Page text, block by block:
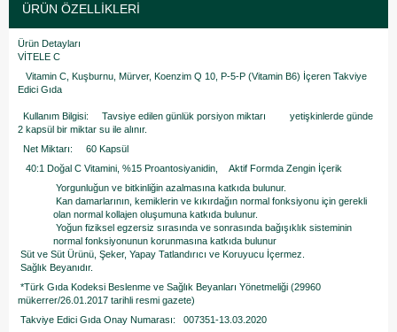
ÜRÜN ÖZELLIKLERI
Ürün Detayları
VİTELE C
Vitamin C, Kuşburnu, Mürver, Koenzim Q 10, P-5-P (Vitamin B6) İçeren Takviye
Edici Gıda
Kullanım Bilgisi: Tavsiye edilen günlük porsiyon miktarı yetişkinlerde günde
2 kapsül bir miktar su ile alınır.
Net Miktarı: 60 Kapsül
40:1 Doğal C Vitamini, %15 Proantosiyanidin, Aktif Formda Zengin İçerik
Yorgunluğun ve bitkinliğin azalmasına katkıda bulunur.
Kan damarlarının, kemiklerin ve kıkırdağın normal fonksiyonu için gerekli
olan normal kollajen oluşumuna katkıda bulunur.
Yoğun fiziksel egzersiz sırasında ve sonrasında bağışıklık sisteminin
normal fonksiyonunun korunmasına katkıda bulunur
Süt ve Süt Ürünü, Şeker, Yapay Tatlandırıcı ve Koruyucu İçermez.
Sağlık Beyanıdır.
*Türk Gıda Kodeksi Beslenme ve Sağlık Beyanları Yönetmeliği (29960
mükerrer/26.01.2017 tarihli resmi gazete)
Takviye Edici Gıda Onay Numarası: 007351-13.03.2020